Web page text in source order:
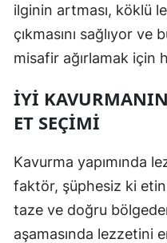
ilginin artması, köklü
çıkmasını sağlıyor
misafir ağırlamak için
İYI
ET SEÇIMI
Kavurma yapımında
faktör, şüphesiz ki
taze ve doğru
aşamasında lezzetini